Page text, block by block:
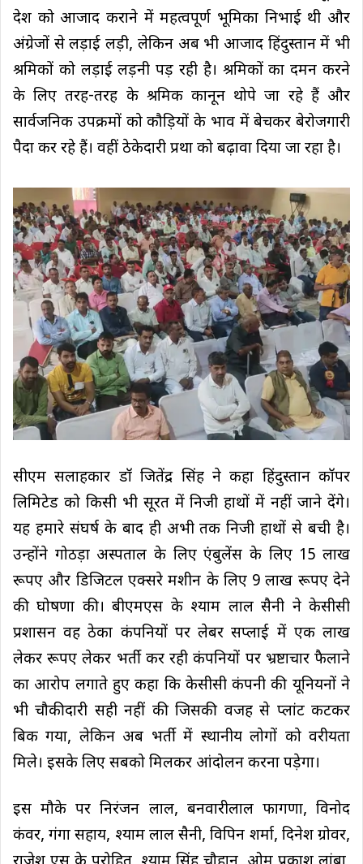
देश को आजाद कराने में महत्वपूर्ण भूमिका निभाई थी और
अंग्रेजों से लड़ाई लड़ी, लेकिन अब भी आजाद हिंदुस्तान में भी
श्रमिकों को लड़ाई लड़नी पड़ रही है। श्रमिकों का दमन करने
के लिए तरह-तरह के श्रमिक कानून थोपे जा रहे हैं और
सार्वजनिक उपक्रमों को कौड़ियों के भाव में बेचकर बेरोजगारी
पैदा कर रहे हैं। वहीं ठेकेदारी प्रथा को बढ़ावा दिया जा रहा है।
सीएम सलाहकार डॉ जितेंद्र सिंह ने कहा हिंदुस्तान कॉपर
लिमिटेड को किसी भी सूरत में निजी हाथों में नहीं जाने देंगे।
यह हमारे संघर्ष के बाद ही अभी तक निजी हाथों से बची है।
उन्होंने गोठड़ा अस्पताल के लिए एंबुलेंस के लिए 15 लाख
रूपए और डिजिटल एक्सरे मशीन के लिए 9 लाख रूपए देने
की घोषणा की। बीएमएस के श्याम लाल सैनी ने केसीसी
प्रशासन वह ठेका कंपनियों पर लेबर सप्लाई में एक लाख
लेकर रूपए लेकर भर्ती कर रही कंपनियों पर भ्रष्टाचार फैलाने
का आरोप लगाते हुए कहा कि केसीसी कंपनी की यूनियनों ने
भी चौकीदारी सही नहीं की जिसकी वजह से प्लांट कटकर
बिक गया, लेकिन अब भर्ती में स्थानीय लोगों को वरीयता
मिले। इसके लिए सबको मिलकर आंदोलन करना पड़ेगा।
इस मौके पर निरंजन लाल, बनवारीलाल फागणा, विनोद
कंवर, गंगा सहाय, श्याम लाल सैनी, विपिन शर्मा, दिनेश ग्रोवर,